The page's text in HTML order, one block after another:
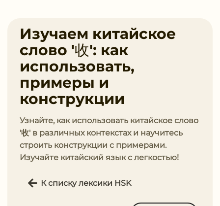
Изучаем китайское
слово '收': как
использовать,
примеры и
конструкции
Узнайте, как использовать китайское слово
'收' в различных контекстах и научитесь
строить конструкции с примерами.
Изучайте китайский язык с легкостью!
К списку лексики HSK